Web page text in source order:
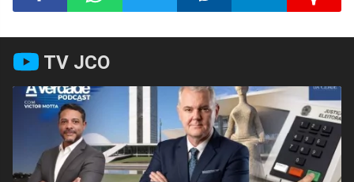
Compartilhar
no
Facebook
no
Whatsapp
no
Twitter
no
Messenger
no
Telegram
no
Gettr
TV JCO